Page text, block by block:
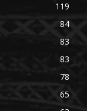
119
84
83
83
78
65